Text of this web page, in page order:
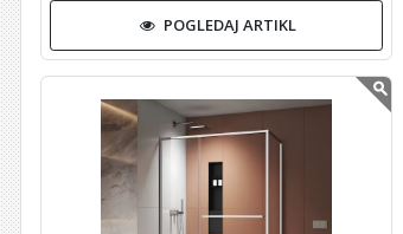
POGLEDAJ ARTIKL